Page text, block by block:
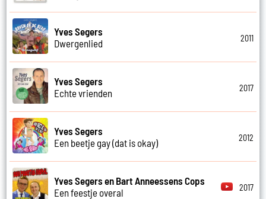
Yves Segers
Dwergenlied
2011
Yves Segers
Echte vrienden
2017
Yves Segers
Een beetje gay (dat is okay)
2012
Yves Segers en Bart Anneessens Cops
Een feestje overal
2017